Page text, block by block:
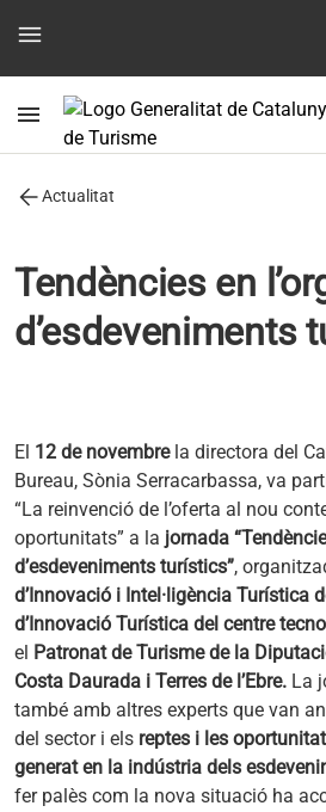
menu
menu
arrow_backActualitat
Tendències en
d’esdeveniments
El 12 de novembrela directora del
Bureau, Sònia Serracarbassa, va
“La reinvenció de l’oferta al nou
oportunitats” a la jornada
d’esdeveniments turístics”,
d’Innovació i Intel·ligència Turística
d’Innovació Turística del centre
el Patronat de Turisme de la
Costa Daurada i Terres de l’Ebre. La
també amb altres experts que van
del sector i els reptes i les
generat en la indústria dels
fer palès com la nova situació ha